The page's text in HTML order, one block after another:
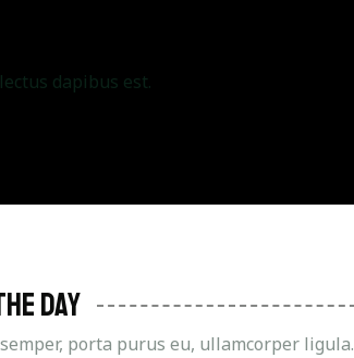
dapibus est.
Day
porta purus eu, ullamcorper ligula.